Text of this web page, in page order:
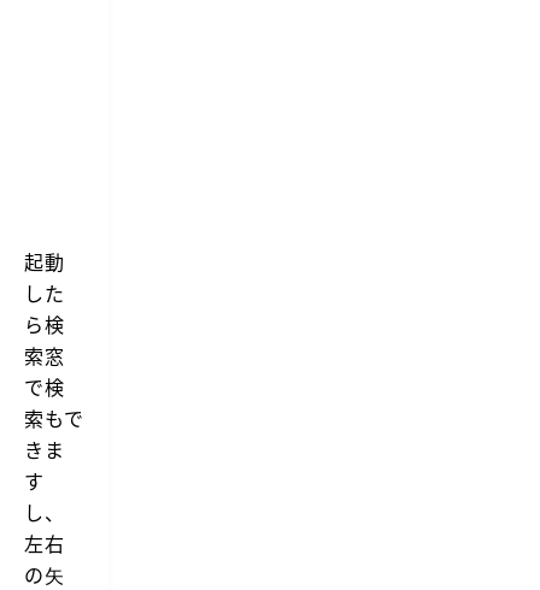
起動
した
ら検
索窓
で検
索もで
きま
す
し、
左右
の矢